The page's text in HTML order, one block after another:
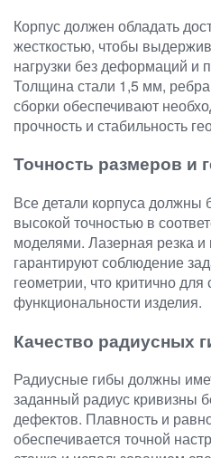
Корпус должен обладать
жесткостью, чтобы
нагрузки без деформаций и
Толщина стали 1,5 мм, ребра
сборки обеспечивают
прочность и стабильность
Точность размеров и
Все детали корпуса должны
высокой точностью в
моделями. Лазерная резка и
гарантируют соблюдение
геометрии, что критично для
функциональности изделия.
Качество радиусных
Радиусные гибы должны
заданный радиус кривизны
дефектов. Плавность и
обеспечивается точной